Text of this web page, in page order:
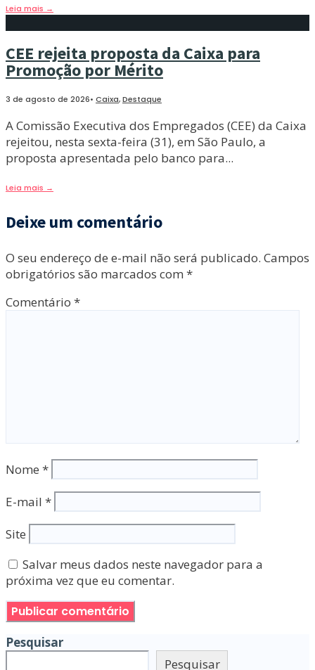
Leia mais →
CEE rejeita proposta da Caixa para
Promoção por Mérito
3 de agosto de 2026• Caixa,Destaque
A Comissão Executiva dos Empregados (CEE) da Caixa
rejeitou, nesta sexta-feira (31), em São Paulo, a
proposta apresentada pelo banco para...
Leia mais →
Deixe um comentário
O seu endereço de e-mail não será publicado. Campos
obrigatórios são marcados com *
Comentário *
Nome *
E-mail *
Site
Salvar meus dados neste navegador para a
próxima vez que eu comentar.
Pesquisar
Pesquisar